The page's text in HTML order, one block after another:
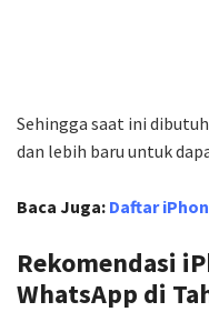
Sehingga saat ini
dan lebih baru untuk
Baca Juga: Daftar
Rekomendasi
WhatsApp di